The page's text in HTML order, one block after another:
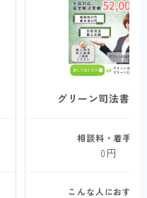
グリーン司法書士
相談料・着手金
0円
こんな人におすす